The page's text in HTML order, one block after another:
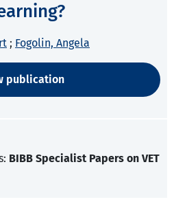
; Fogolin, Angela
publication
BIBB Specialist Papers on VET